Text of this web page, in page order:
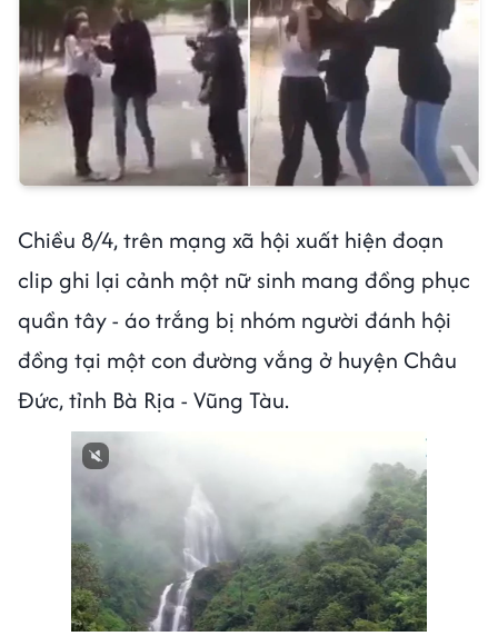
Chiều 8/4, trên mạng xã hội xuất hiện đoạn
clip ghi lại cảnh một nữ sinh mang đồng phục
quần tây - áo trắng bị nhóm người đánh hội
đồng tại một con đường vắng ở huyện Châu
Đức, tỉnh Bà Rịa - Vũng Tàu.